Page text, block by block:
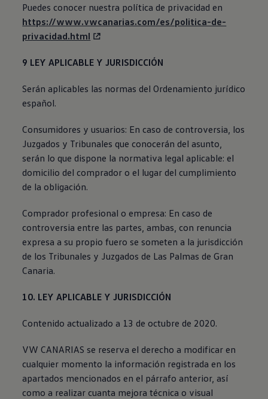
Puedes conocer nuestra política de privacidad en
https://www.vwcanarias.com/es/politica-de-
privacidad.html
9 LEY APLICABLE Y JURISDICCIÓN
Serán aplicables las normas del Ordenamiento jurídico
español.
Consumidores y usuarios: En caso de controversia, los
Juzgados y Tribunales que conocerán del asunto,
serán lo que dispone la normativa legal aplicable: el
domicilio del comprador o el lugar del cumplimiento
de la obligación.
Comprador profesional o empresa: En caso de
controversia entre las partes, ambas, con renuncia
expresa a su propio fuero se someten a la jurisdicción
de los Tribunales y Juzgados de Las Palmas de Gran
Canaria.
10. LEY APLICABLE Y JURISDICCIÓN
Contenido actualizado a 13 de octubre de 2020.
VW CANARIAS se reserva el derecho a modificar en
cualquier momento la información registrada en los
apartados mencionados en el párrafo anterior, así
como a realizar cuanta mejora técnica o visual